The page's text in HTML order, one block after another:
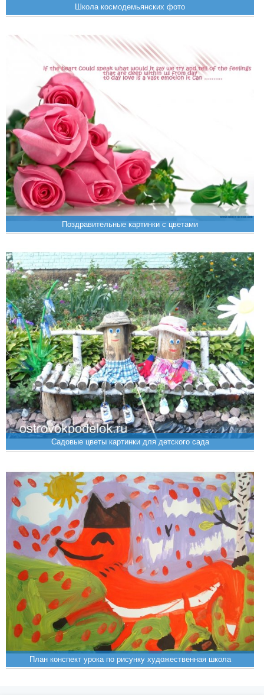
Школа космодемьянских фото
Поздравительные картинки с цветами
Садовые цветы картинки для детского сада
План конспект урока по рисунку художественная школа